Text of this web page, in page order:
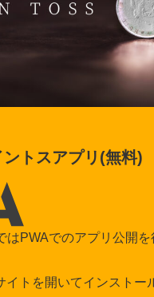
ントスアプリ(無料)
はPWAでのアプリ公開
イトを開いてインストー